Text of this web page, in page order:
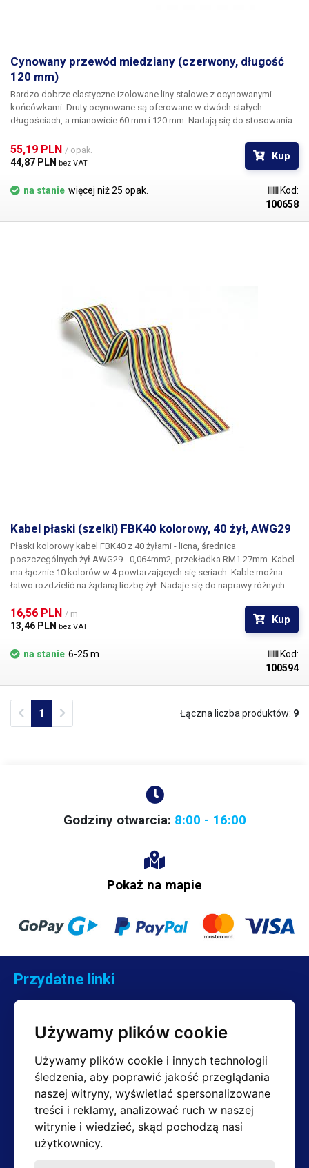
Używamy plików cookie
Używamy plików cookie i innych technologii
śledzenia, aby poprawić jakość przeglądania
naszej witryny, wyświetlać spersonalizowane
treści i reklamy, analizować ruch w naszej
witrynie i wiedzieć, skąd pochodzą nasi
użytkownicy.
Cynowany przewód miedziany (czerwony, długość
120 mm)
Bardzo dobrze elastyczne izolowane liny stalowe z ocynowanymi
końcówkami. Druty ocynowane są oferowane w dwóch stałych
długościach, a mianowicie 60 mm i 120 mm. Nadają się do stosowania
ustawiania ścieżek itp Opakowanie zawiera 200 sztuk przewodów w
kolorze czerwonym lub czarnym.
55,19 PLN / opak.
44,87 PLN bez VAT
Kup
na stanie więcej niż 25 opak.
Kod:
100658
Kabel płaski (szelki) FBK40 kolorowy, 40 żył, AWG29
Płaski kolorowy kabel FBK40 z 40 żyłami - licna, średnica
poszczególnych żył AWG29 - 0,064mm2, przekładka RM1.27mm. Kabel
ma łącznie 10 kolorów w 4 powtarzających się seriach. Kable można
łatwo rozdzielić na żądaną liczbę żył. Nadaje się do naprawy różnych
połączeń w urządzeniach komunikacyjnych, do budowy aplikacji
Arduino i innych Sprzedawane na metry. Minimalna długość to 1 m.
16,56 PLN / m
13,46 PLN bez VAT
Kup
na stanie 6-25 m
Kod:
100594
Previous
1 Łączna liczba produktów: 9
Godziny otwarcia: 8:00 - 16:00
Pokaż na mapie
Przydatne linki
Kontakt
Reklamacje
Regulamin
Zwroty
Kontakt
Dział sprzedaży